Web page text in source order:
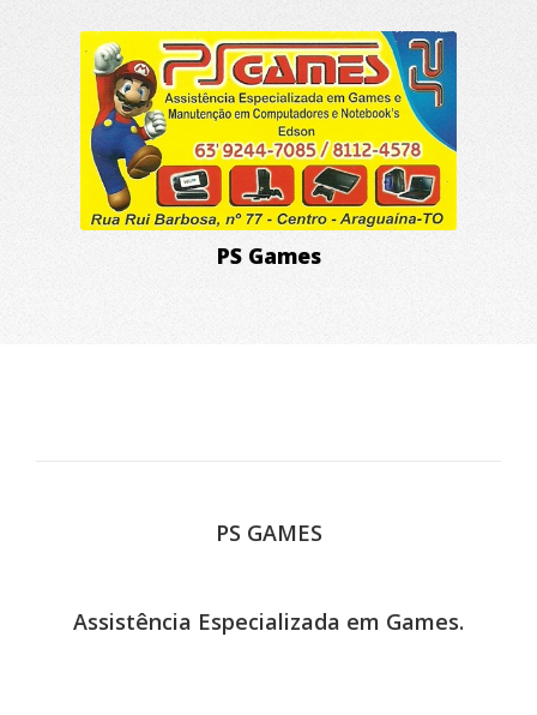
PS Games
PS GAMES
Assistência Especializada em Games.